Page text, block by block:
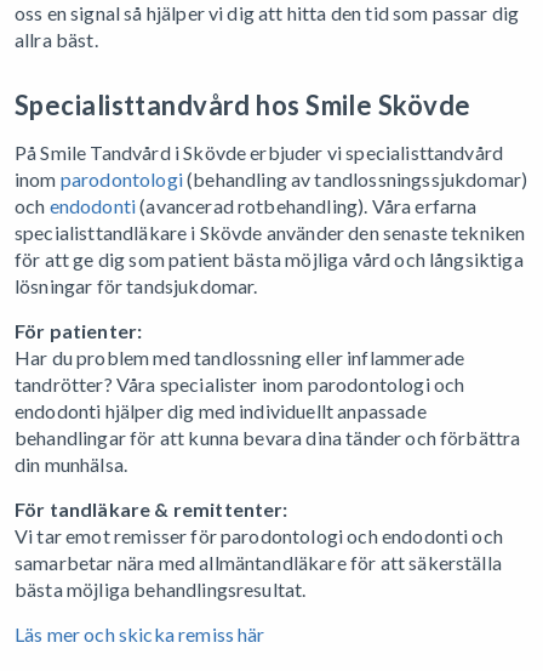
oss en signal så hjälper vi dig att hitta den tid som passar dig
allra bäst.
Specialisttandvård hos Smile Skövde
På Smile Tandvård i Skövde erbjuder vi specialisttandvård
inom parodontologi(behandling av tandlossningssjukdomar)
och endodonti(avancerad rotbehandling). Våra erfarna
specialisttandläkare i Skövde använder den senaste tekniken
för att ge dig som patient bästa möjliga vård och långsiktiga
lösningar för tandsjukdomar.
För patienter:
Har du problem med tandlossning eller inflammerade
tandrötter? Våra specialister inom parodontologi och
endodonti hjälper dig med individuellt anpassade
behandlingar för att kunna bevara dina tänder och förbättra
din munhälsa.
För tandläkare & remittenter:
Vi tar emot remisser för parodontologi och endodonti och
samarbetar nära med allmäntandläkare för att säkerställa
bästa möjliga behandlingsresultat.
Läs mer och skicka remiss här